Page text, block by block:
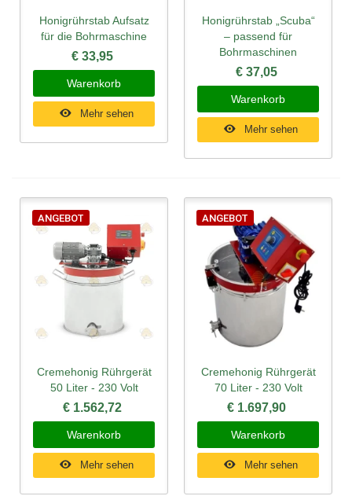
Honigrührstab Aufsatz
für die Bohrmaschine
€ 33,95
Warenkorb
Mehr sehen
Honigrührstab „Scuba“
– passend für
Bohrmaschinen
€ 37,05
Warenkorb
Mehr sehen
ANGEBOT
Cremehonig Rührgerät
50 Liter - 230 Volt
€ 1.562,72
Warenkorb
Mehr sehen
ANGEBOT
Cremehonig Rührgerät
70 Liter - 230 Volt
€ 1.697,90
Warenkorb
Mehr sehen